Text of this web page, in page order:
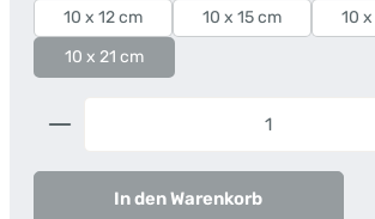
10 x 12 cm
10 x 15 cm
10
10 x 21 cm
Produkt Anzahl: Gib den
In den Warenkorb